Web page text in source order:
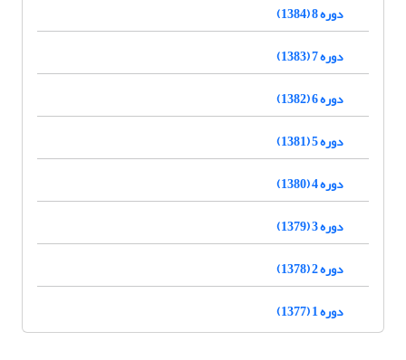
دوره 8 (1384)
دوره 7 (1383)
دوره 6 (1382)
دوره 5 (1381)
دوره 4 (1380)
دوره 3 (1379)
دوره 2 (1378)
دوره 1 (1377)